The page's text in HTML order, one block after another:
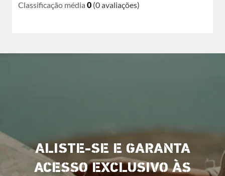
Classificação média 0 (0 avaliações)
ALISTE-SE E GARANTA
ACESSO EXCLUSIVO ÀS